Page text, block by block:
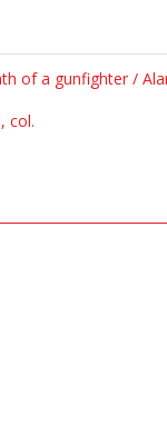
of a gunfighter /
col.